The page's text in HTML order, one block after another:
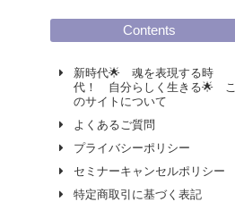
Contents
新時代🌟 魂を表現する時
代！ 自分らしく生きる🌟 こ
のサイトについて
よくあるご質問
プライバシーポリシー
セミナーキャンセルポリシー
特定商取引に基づく表記